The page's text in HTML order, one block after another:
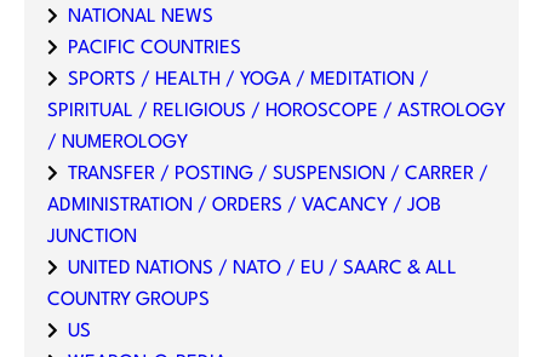
NATIONAL NEWS
PACIFIC COUNTRIES
SPORTS / HEALTH / YOGA / MEDITATION /
SPIRITUAL / RELIGIOUS / HOROSCOPE / ASTROLOGY
/ NUMEROLOGY
TRANSFER / POSTING / SUSPENSION / CARRER /
ADMINISTRATION / ORDERS / VACANCY / JOB
JUNCTION
UNITED NATIONS / NATO / EU / SAARC & ALL
COUNTRY GROUPS
US